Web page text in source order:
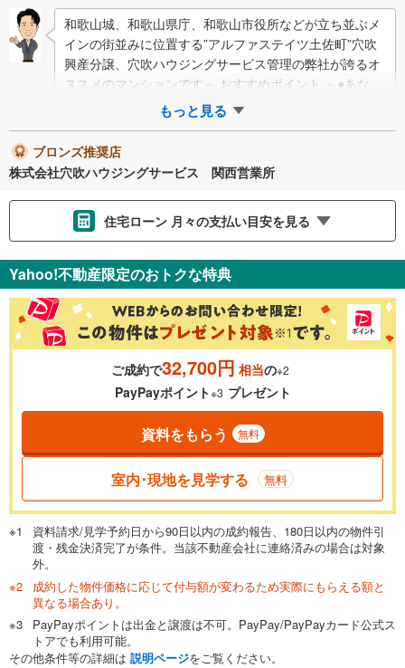
和歌山城、和歌山県庁、和歌山市役所などが立ち並ぶメ
インの街並みに位置する”アルファステイツ土佐町”穴吹
興産分譲、穴吹ハウジングサービス管理の弊社が誇るオ
ススメのマンションです～ おすすめポイント ～●あなぶ
きの管理マンション＆おす…
もっと見る
ブロンズ推奨店
株式会社穴吹ハウジングサービス 関西営業所
住宅ローン 月々の支払い目安を見る
金利 ％
0.01%
一般的には最長35年まで借り入れ可能です。多くの金融機関
が完済時の年齢は80歳までを条件としています。
閉じる
頭金 万円
0万円 2,180万円
自己資金から住宅購入にかけられる金額を入力してくださ
い。一般的には物件価格の2割までが目安です。
閉じる
ボーナス
万円
Yahoo!不動産限定のおトクな特典
ご成約で32,700円 相当の※2
PayPayポイント※3 プレゼント
資料をもらう 無料
室内･現地を見学する 無料
資料請求/見学予約日から90日以内の成約報告、180日以内の物件引
渡・残金決済完了が条件。当該不動産会社に連絡済みの場合は対象
外。
成約した物件価格に応じて付与額が変わるため実際にもらえる額と
異なる場合あり。
PayPayポイントは出金と譲渡は不可。PayPay/PayPayカード公式ス
トアでも利用可能。
その他条件等の詳細は 説明ページをご覧ください。